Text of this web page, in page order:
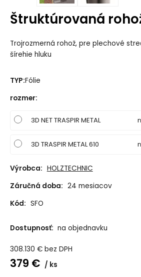
Štruktúrovaná
Trojrozmerná rohož, pre plechové
šírehie hluku
TYP:Fólie
rozmer:
3D NET TRASPIR METAL
3D TRASPIR METAL 610
Výrobca: HOLZTECHNIC
Záručná doba: 24 mesiacov
Kód: SFO
Dostupnosť: na objednavku
308.130 € bez DPH
379 € ks